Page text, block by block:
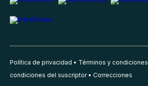
Política de privacidad Términos y condiciones
condiciones del suscriptor
Correcciones